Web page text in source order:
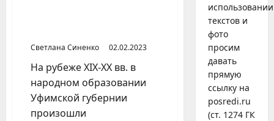
Светлана Синенко
02.02.2023
На рубеже XIX-XX вв. в
народном образовании
Уфимской губернии
произошли
использовании
текстов и
фото
просим
давать
прямую
ссылку на
posredi.ru
(ст. 1274 ГК